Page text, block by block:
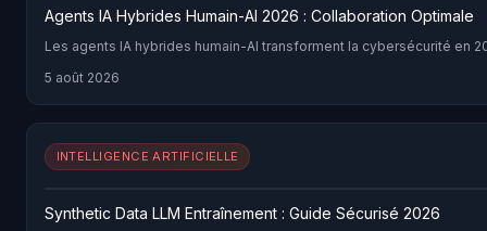
Agents IA Hybrides Humain-AI 2026 : Collaboration Optimale
Les agents IA hybrides humain-AI transforment la cybersécurité en
5 août 2026
INTELLIGENCE ARTIFICIELLE
Synthetic Data LLM Entraînement : Guide Sécurisé 2026